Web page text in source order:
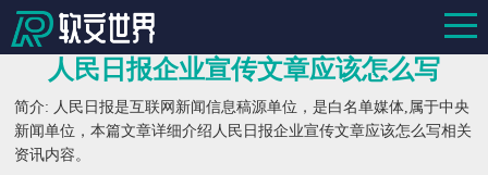
人民日报企业宣传文章应该怎么写
简介: 人民日报是互联网新闻信息稿源单位，是白名单媒体,属于中央
新闻单位，本篇文章详细介绍人民日报企业宣传文章应该怎么写相关
资讯内容。